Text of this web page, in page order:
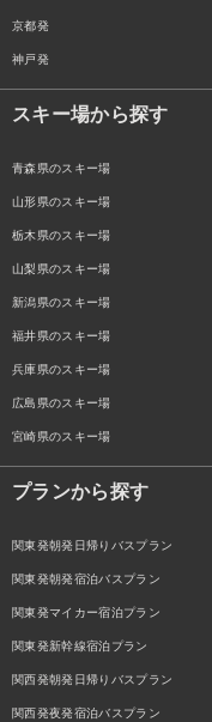
京都発
神戸発
スキー場から探す
青森県のスキー場
山形県のスキー場
栃木県のスキー場
山梨県のスキー場
新潟県のスキー場
福井県のスキー場
兵庫県のスキー場
広島県のスキー場
宮崎県のスキー場
プランから探す
関東発朝発日帰りバスプラン
関東発朝発宿泊バスプラン
関東発マイカー宿泊プラン
関東発新幹線宿泊プラン
関西発朝発日帰りバスプラン
関西発夜発宿泊バスプラン